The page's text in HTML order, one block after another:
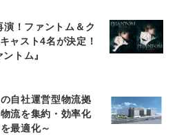
！ファントム＆ク
ャスト4名が決定！
トム』
自社運営型物流拠
流を集約・効率化
最適化～